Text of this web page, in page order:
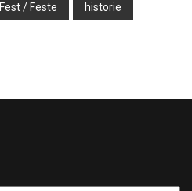
Fest / Feste historie